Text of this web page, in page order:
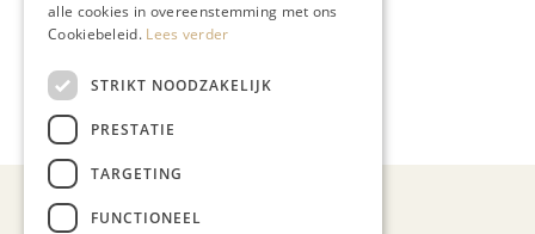
Meer artikelen over:
La Réserve
alle cookies in overeenstemming met ons
Cookiebeleid. Lees verder
STRIKT NOODZAKELIJK
PRESTATIE
TARGETING
FUNCTIONEEL